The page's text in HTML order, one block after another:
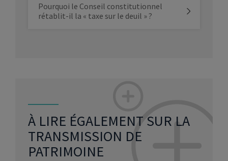
Pourquoi le Conseil constitutionnel
rétablit-il la « taxe sur le deuil » ?
À LIRE ÉGALEMENT SUR LA
TRANSMISSION DE
PATRIMOINE